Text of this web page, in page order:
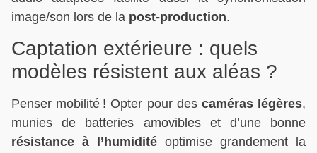
image/son lors de la post-production.
Captation extérieure : quels
modèles résistent aux aléas ?
Penser mobilité ! Opter pour des caméras légères,
munies de batteries amovibles et d’une bonne
résistance à l’humidité optimise grandement la